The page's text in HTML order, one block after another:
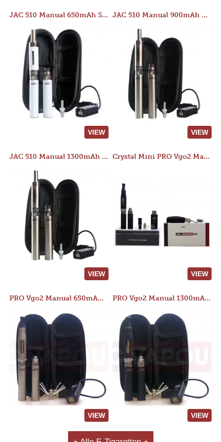
JAC 510 Manual 650mAh Starter Kit
VIEW
JAC 510 Manual 900mAh Starter Kit
VIEW
JAC 510 Manual 1300mAh Starter Kit
VIEW
Crystal Mini PRO Vgo2 Manual 400mAh Kit
VIEW
PRO Vgo2 Manual 650mAh Kit
VIEW
PRO Vgo2 Manual 1300mAh Kit
VIEW